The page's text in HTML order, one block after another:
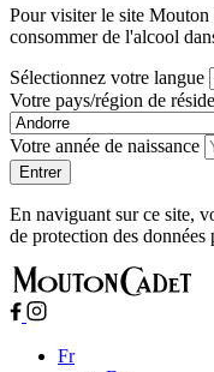
Pour visiter le site Mouton
consommer de l'alcool
Sélectionnez votre langue
Votre pays/région de
Votre année de naissance
En naviguant sur ce site,
de protection des données
Fr